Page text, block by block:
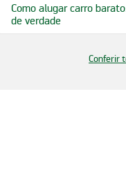
Como alugar carro
de verdade
Conferir